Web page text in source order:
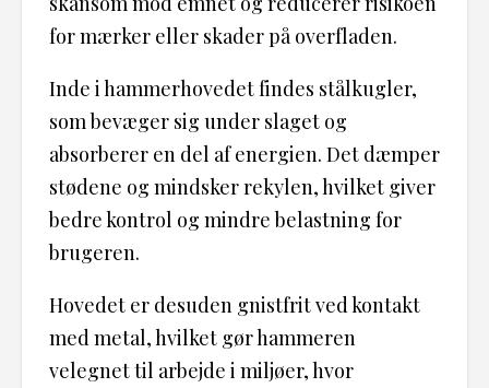
for mærker eller skader på overfladen.
Inde i hammerhovedet findes stålkugler,
som bevæger sig under slaget og
absorberer en del af energien. Det dæmper
stødene og mindsker rekylen, hvilket giver
bedre kontrol og mindre belastning for
brugeren.
Hovedet er desuden gnistfrit ved kontakt
med metal, hvilket gør hammeren
velegnet til arbejde i miljøer, hvor